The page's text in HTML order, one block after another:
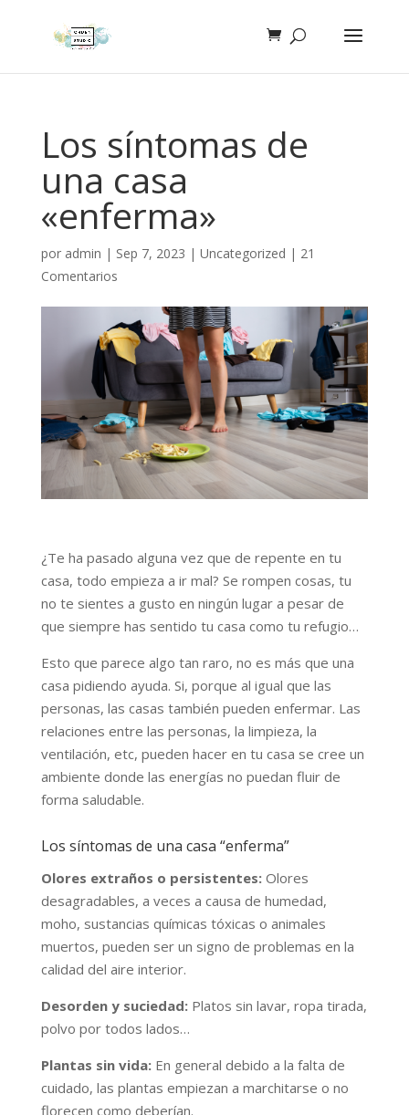
Los síntomas de
una casa
«enferma»
por admin | Sep 7, 2023 | Uncategorized | 21
Comentarios
¿Te ha pasado alguna vez que de repente en tu
casa, todo empieza a ir mal? Se rompen cosas, tu
no te sientes a gusto en ningún lugar a pesar de
que siempre has sentido tu casa como tu refugio…
Esto que parece algo tan raro, no es más que una
casa pidiendo ayuda. Si, porque al igual que las
personas, las casas también pueden enfermar. Las
relaciones entre las personas, la limpieza, la
ventilación, etc, pueden hacer en tu casa se cree un
ambiente donde las energías no puedan fluir de
forma saludable.
Los síntomas de una casa “enferma”
Olores extraños o persistentes:Olores
desagradables, a veces a causa de humedad,
moho, sustancias químicas tóxicas o animales
muertos, pueden ser un signo de problemas en la
calidad del aire interior.
Desorden y suciedad:Platos sin lavar, ropa tirada,
polvo por todos lados…
Plantas sin vida:En general debido a la falta de
cuidado, las plantas empiezan a marchitarse o no
florecen como deberían.